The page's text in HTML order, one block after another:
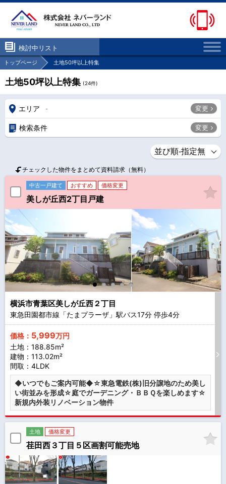
検討中リスト
トップページ 土地50坪以上特集
土地50坪以上特集 (24件)
エリア - 変更
検索条件 変更
チェックした物件をまとめて資料請求（無料）
中古一戸建て おすすめ 価格変更
美しが丘西2丁目戸建
横浜市青葉区美しが丘西２丁目
東急田園都市線「たまプラーザ」駅バス17分 停歩4分
価格： 5,999万円
土地：188.85m²
建物：113.02m²
間取：4LDK
◆いつでもご案内可能◆☆東急電鉄(株)旧分譲地のため美し
い街並みを形成☆庭でガーデニング・ＢＢＱを楽しめます☆
新規内外装リノベーション物件
土地 価格変更
荏田西３丁目５区画割可能売地